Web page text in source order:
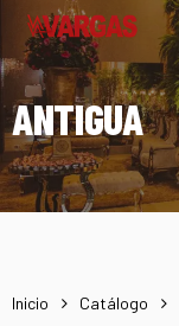
Skip
main
content
ANTIGUA
Inicio Catálogo